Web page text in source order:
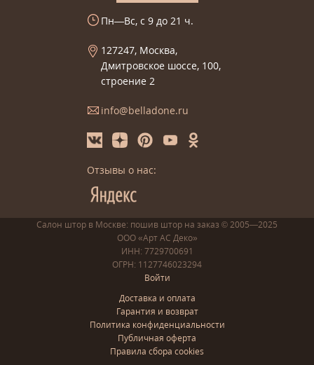
Пн—Вс, с 9 до 21 ч.
127247, Москва,
Дмитровское шоссе, 100,
строение 2
info@belladone.ru
Отзывы о нас:
Салон штор в Москве: пошив штор на заказ © 2005—2025
ООО «Арт АС Деко»
ИНН: 7729700691
ОГРН: 1127746023294
Войти
Доставка и оплата
Гарантия и возврат
Политика конфиденциальности
Публичная оферта
Правила сбора cookies